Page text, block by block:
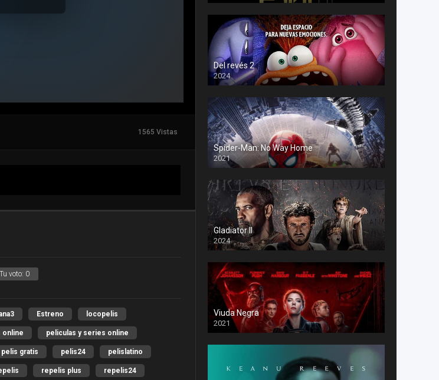
1565 Vistas
Tu voto: 0
Estreno locopelis
online peliculas y series online
pelis gratis pelis24 pelislatino
repelis plus repelis24
Del revés 2
2024
Spider-Man: No Way Home
2021
Gladiator II
2024
Viuda Negra
2021